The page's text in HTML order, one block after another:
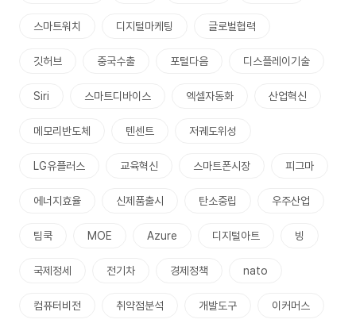
스마트워치 디지털마케팅 글로벌협력
깃허브 중국수출 포털다음 디스플레이기술
Siri 스마트디바이스 엑셀자동화 산업혁신
메모리반도체 텐센트 저궤도위성
LG유플러스 교육혁신 스마트폰시장 피그마
에너지효율 신제품출시 탄소중립 우주산업
팀쿡 MOE Azure 디지털아트 빙
국제정세 전기차 경제정책 nato
컴퓨터비전 취약점분석 개발도구 이커머스